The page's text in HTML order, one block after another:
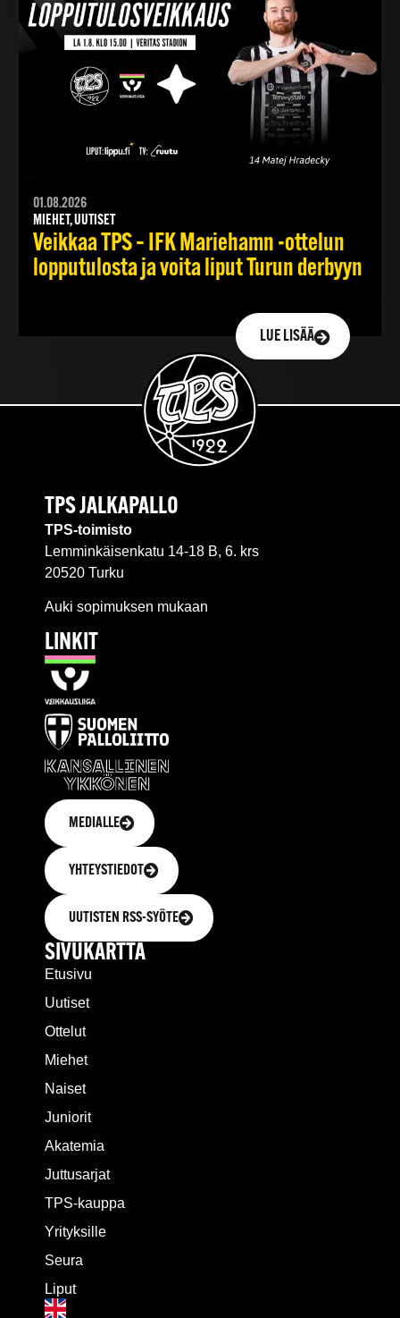
01.08.2026
MIEHET, UUTISET
Veikkaa TPS – IFK Mariehamn -ottelun
lopputulosta ja voita liput Turun derbyyn
LUE LISÄÄ
TPS JALKAPALLO
TPS-toimisto
Lemminkäisenkatu 14-18 B, 6. krs
20520 Turku
Auki sopimuksen mukaan
LINKIT
MEDIALLE
YHTEYSTIEDOT
UUTISTEN RSS-SYÖTE
SIVUKARTTA
Etusivu
Uutiset
Ottelut
Miehet
Naiset
Juniorit
Akatemia
Juttusarjat
TPS-kauppa
Yrityksille
Seura
Liput